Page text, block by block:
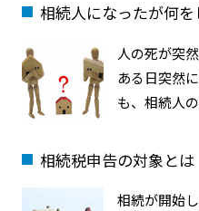
相続人になったが何
人の死が突
ある日突然
も、相続人
相続税申告の対象とは
相続が開始